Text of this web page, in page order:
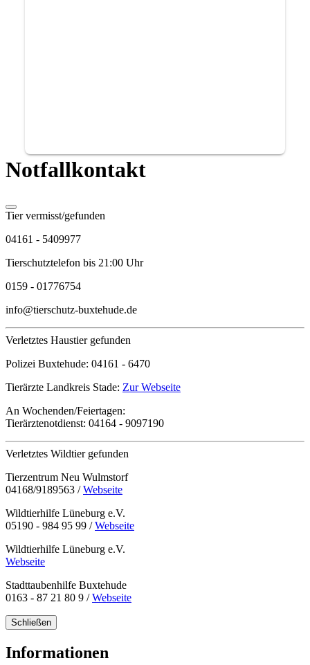
Notfallkontakt
Tier vermisst/gefunden
04161 - 5409977
Tierschutztelefon bis 21:00 Uhr
0159 - 01776754
info@tierschutz-buxtehude.de
Verletztes Haustier gefunden
Polizei Buxtehude: 04161 - 6470
Tierärzte Landkreis Stade: Zur Webseite
An Wochenden/Feiertagen:
Tierärztenotdienst: 04164 - 9097190
Verletztes Wildtier gefunden
Tierzentrum Neu Wulmstorf
04168/9189563 /Webseite
Wildtierhilfe Lüneburg e.V.
05190 - 984 95 99 /Webseite
Wildtierhilfe Lüneburg e.V.
Webseite
Stadttaubenhilfe Buxtehude
0163 - 87 21 80 9 /Webseite
Schließen
Informationen